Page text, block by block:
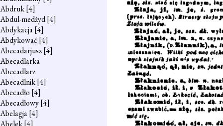
Abdruk[4]
Abdul-medżyd[4]
Abdykacja[4]
Abdykować [4]
Abecadarjusz[4]
Abecadlarka
Abecadlarz
Abecadlnik[4]
Abecadło [4]
Abecadłowy[4]
Abelagja[4]
Abelek[4]